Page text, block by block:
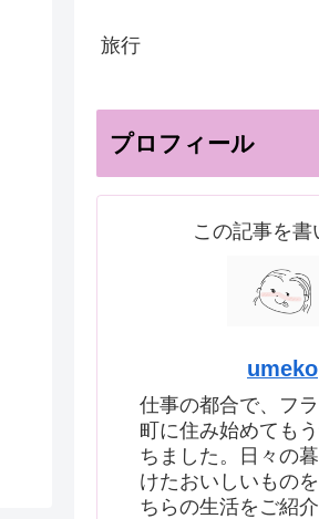
旅行
プロフィール
この記事を書
umeko
仕事の都合で、フ
町に住み始めても
ちました。日々の
けたおいしいもの
ちらの生活をご紹